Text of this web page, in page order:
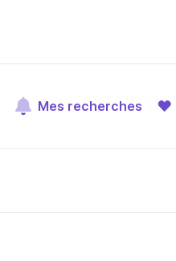
Mes recherches